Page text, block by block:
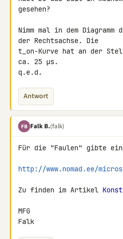
gesehen?
Nimm mal in dem
der Rechtsachse. Die
t_on-Kurve hat an der
ca. 25 µs.
q.e.d.
Antwort
FB Falk B.(falk)
Für die "Faulen" gibte
http://www.nomad.ee/
Zu finden im Artikel
MFG
Falk